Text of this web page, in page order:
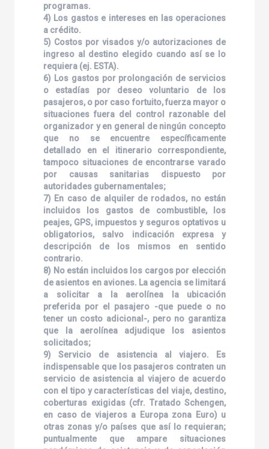
programas.
4) Los gastos e intereses en las operaciones
a crédito.
5) Costos por visados y/o autorizaciones de
ingreso al destino elegido cuando así se lo
requiera (ej. ESTA).
6) Los gastos por prolongación de servicios
o estadías por deseo voluntario de los
pasajeros, o por caso fortuito, fuerza mayor o
situaciones fuera del control razonable del
organizador y en general de ningún concepto
que no se encuentre específicamente
detallado en el itinerario correspondiente,
tampoco situaciones de encontrarse varado
por causas sanitarias dispuesto por
autoridades gubernamentales;
7) En caso de alquiler de rodados, no están
incluidos los gastos de combustible, los
peajes, GPS, impuestos y seguros optativos u
obligatorios, salvo indicación expresa y
descripción de los mismos en sentido
contrario.
8) No están incluidos los cargos por elección
de asientos en aviones. La agencia se limitará
a solicitar a la aerolínea la ubicación
preferida por el pasajero -que puede o no
tener un costo adicional-, pero no garantiza
que la aerolínea adjudique los asientos
solicitados;
9) Servicio de asistencia al viajero. Es
indispensable que los pasajeros contraten un
servicio de asistencia al viajero de acuerdo
con el tipo y características del viaje, destino,
coberturas exigidas (cfr. Tratado Schengen,
en caso de viajeros a Europa zona Euro) u
otras zonas y/o países que así lo requieran;
puntualmente que ampare situaciones